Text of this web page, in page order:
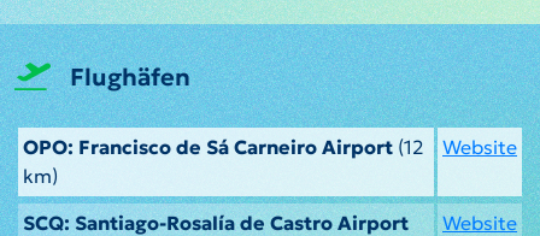
Flughäfen
OPO: Francisco de Sá Carneiro Airport (12
km)
Website
SCQ: Santiago-Rosalía de Castro Airport
Website